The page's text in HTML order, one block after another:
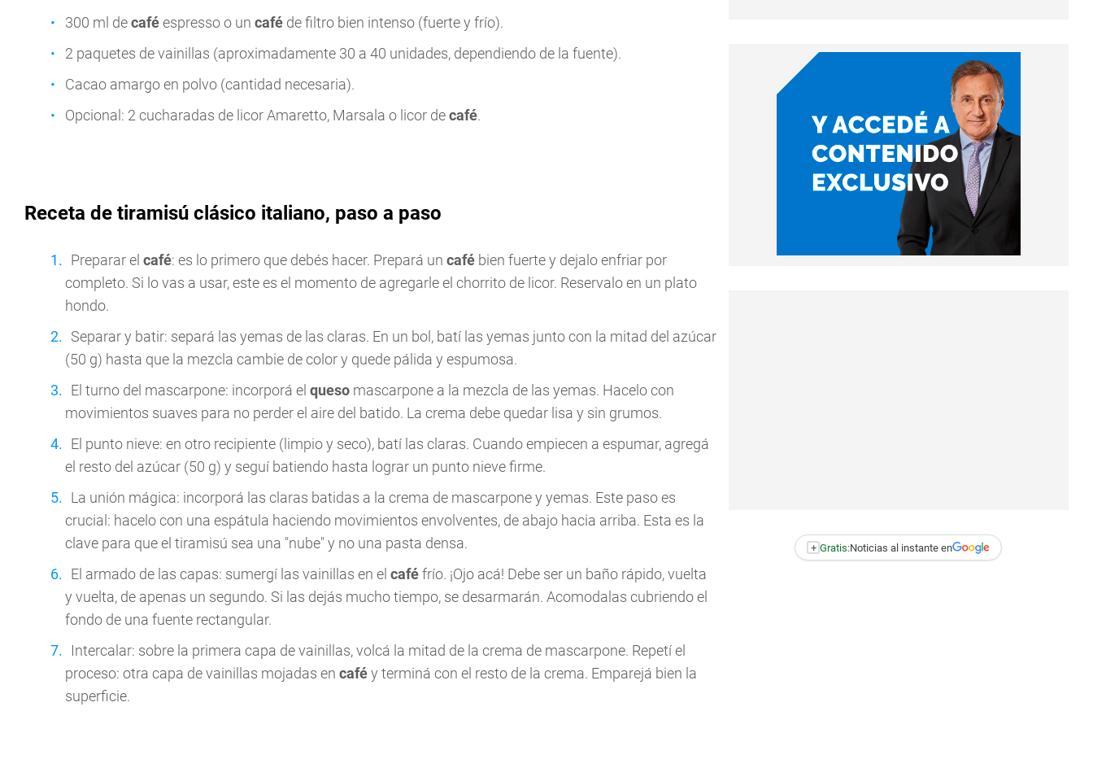
300 ml decaféespresso o un café de filtro bien intenso (fuerte y frío).
2 paquetes de vainillas (aproximadamente 30 a 40 unidades, dependiendo de la fuente).
Cacao amargo en polvo (cantidad necesaria).
Opcional: 2 cucharadas de licor Amaretto, Marsala o licor decafé.
Receta de tiramisú clásico italiano, paso a paso
Preparar el café: es lo primero que debés hacer. Prepará un café bien fuerte y dejalo enfriar por
completo. Si lo vas a usar, este es el momento de agregarle el chorrito de licor. Reservalo en un plato
hondo.
Separar y batir: separá las yemas de las claras. En un bol, batí las yemas junto con la mitad del azúcar
(50 g) hasta que la mezcla cambie de color y quede pálida y espumosa.
El turno del mascarpone: incorporá el queso mascarpone a la mezcla de las yemas. Hacelo con
movimientos suaves para no perder el aire del batido. La crema debe quedar lisa y sin grumos.
El punto nieve: en otro recipiente (limpio y seco), batí las claras. Cuando empiecen a espumar, agregá
el resto del azúcar (50 g) y seguí batiendo hasta lograr un punto nieve firme.
La unión mágica: incorporá las claras batidas a la crema de mascarpone y yemas. Este paso es
crucial: hacelo con una espátula haciendo movimientos envolventes, de abajo hacia arriba. Esta es la
clave para que el tiramisú sea una "nube" y no una pasta densa.
El armado de las capas: sumergí las vainillas en el caféfrío. ¡Ojo acá! Debe ser un baño rápido, vuelta
y vuelta, de apenas un segundo. Si las dejás mucho tiempo, se desarmarán. Acomodalas cubriendo el
fondo de una fuente rectangular.
Intercalar: sobre la primera capa de vainillas, volcá la mitad de la crema de mascarpone. Repetí el
proceso: otra capa de vainillas mojadas en caféy terminá con el resto de la crema. Emparejá bien la
superficie.
+ Gratis:Noticias al instante en